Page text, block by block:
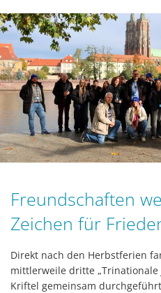
Freundschaften
Zeichen für
Direkt nach den Herbstferien
mittlerweile dritte „Trinationale
Kriftel gemeinsam